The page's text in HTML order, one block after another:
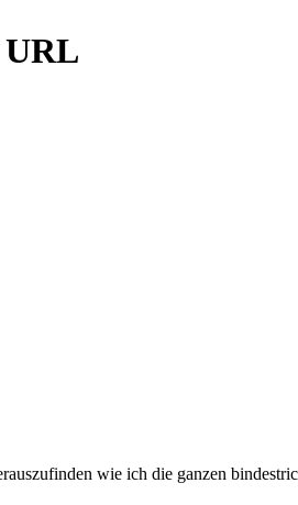
URL
wie ich die ganzen